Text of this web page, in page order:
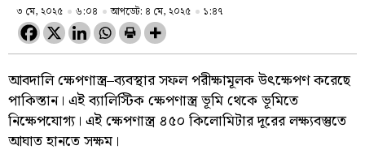
৩ মে, ২০২৫ ৬:০৪ আপডেট: ৪ মে, ২০২৫ ১:৪৭
আবদালি ক্ষেপণাস্ত্র–ব্যবস্থার সফল পরীক্ষামূলক উৎক্ষেপণ করেছে
পাকিস্তান। এই ব্যালিস্টিক ক্ষেপণাস্ত্র ভূমি থেকে ভূমিতে
নিক্ষেপযোগ্য। এই ক্ষেপণাস্ত্র ৪৫০ কিলোমিটার দূরের লক্ষ্যবস্তুতে
আঘাত হানতে সক্ষম।